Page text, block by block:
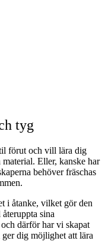
tyg
förut och vill lära dig
Eller, kanske har
behöver fräschas
i åtanke, vilket gör den
sina
därför har vi skapat
dig möjlighet att lära